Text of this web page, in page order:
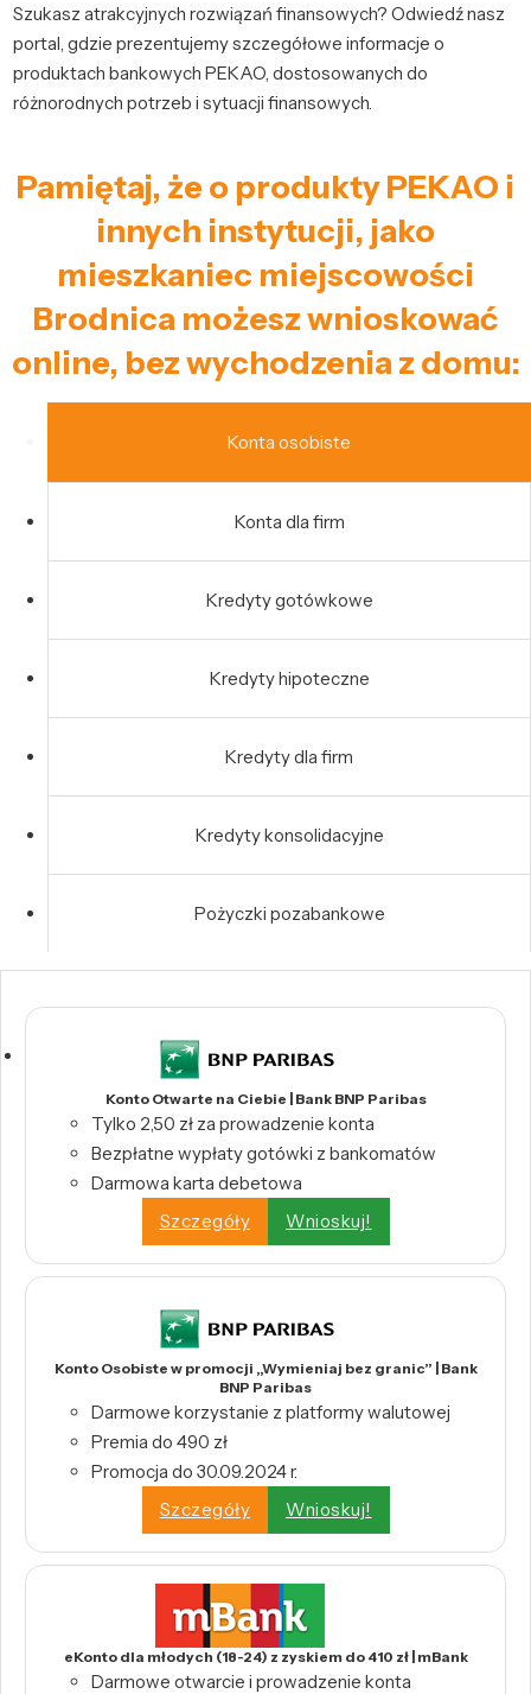
Szukasz atrakcyjnych rozwiązań finansowych? Odwiedź nasz
portal, gdzie prezentujemy szczegółowe informacje o
produktach bankowych PEKAO, dostosowanych do
różnorodnych potrzeb i sytuacji finansowych.
Pamiętaj, że o produkty PEKAO i
innych instytucji, jako
mieszkaniec miejscowości
Brodnica możesz wnioskować
online, bez wychodzenia z domu:
Konta osobiste
Konta dla firm
Kredyty gotówkowe
Kredyty hipoteczne
Kredyty dla firm
Kredyty konsolidacyjne
Pożyczki pozabankowe
Konto Otwarte na Ciebie | Bank BNP Paribas
Tylko 2,50 zł za prowadzenie konta
Bezpłatne wypłaty gotówki z bankomatów
Darmowa karta debetowa
Szczegóły
Wnioskuj!
Konto Osobiste w promocji „Wymieniaj bez granic” | Bank
BNP Paribas
Darmowe korzystanie z platformy walutowej
Premia do 490 zł
Promocja do 30.09.2024 r.
Szczegóły
Wnioskuj!
eKonto dla młodych (18-24) z zyskiem do 410 zł | mBank
Darmowe otwarcie i prowadzenie konta